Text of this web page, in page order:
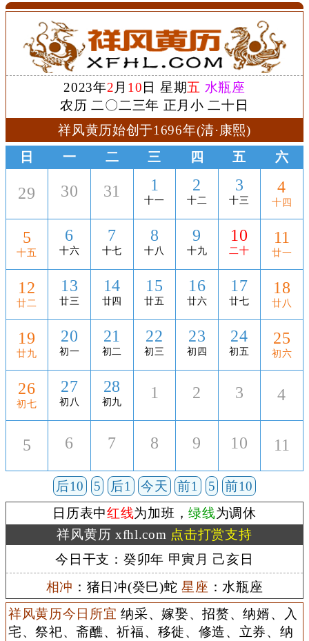
2023年2 月 10 日 星期五 水瓶座
农历 二〇二三年 正月小 二十日
祥风黄历始创于1696年(清·康熙)
日
一 二 三 四 五 六
29 30 31 1
十一
2
十二
3
十三
4
十四
5
十五
6
十六
7
十七
8
十八
9
十九
10
二十
11
廿一
12
廿二
13
廿三
14
廿四
15
廿五
16
廿六
17
廿七
18
廿八
19
廿九
20
初一
21
初二
22
初三
23
初四
24
初五
25
初六
26
初七
27
初八
28
初九
1 2 3 4
5 6 7 8 9 10 11
后10 5 后1 今天 前1 5
前10
日历表中红线为加班，绿线为调休
祥风黄历 xfhl.com 点击打赏支持
今日干支：癸卯年 甲寅月 己亥日
相冲 ：猪日冲(癸巳)蛇星座 ：水瓶座
祥风黄历今日所宜 纳采、嫁娶、招赘、纳婿、入
宅、祭祀、斋醮、祈福、移徙、修造、立券、纳